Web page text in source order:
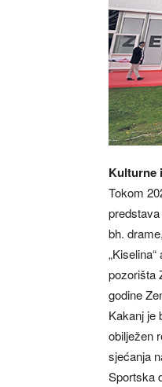
Kulturne
Tokom
bh.
pozorišta
godine
Kakanj je
obilježen
sjećanja
Sportska